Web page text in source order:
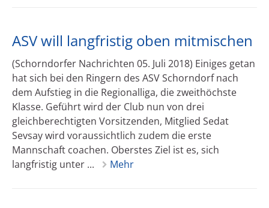
ASV will langfristig oben mitmischen
(Schorndorfer Nachrichten 05. Juli 2018) Einiges getan
hat sich bei den Ringern des ASV Schorndorf nach
dem Aufstieg in die Regionalliga, die zweithöchste
Klasse. Geführt wird der Club nun von drei
gleichberechtigten Vorsitzenden, Mitglied Sedat
Sevsay wird voraussichtlich zudem die erste
Mannschaft coachen. Oberstes Ziel ist es, sich
langfristig unter ...
Mehr